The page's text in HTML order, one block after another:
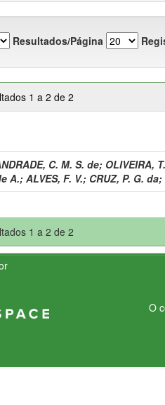
Resultados/Página
1 a 2 de 2
C. M. S. de; OLIVEIRA,
A.; ALVES, F. V.; CRUZ, P. G. da;
1 a 2 de 2
O